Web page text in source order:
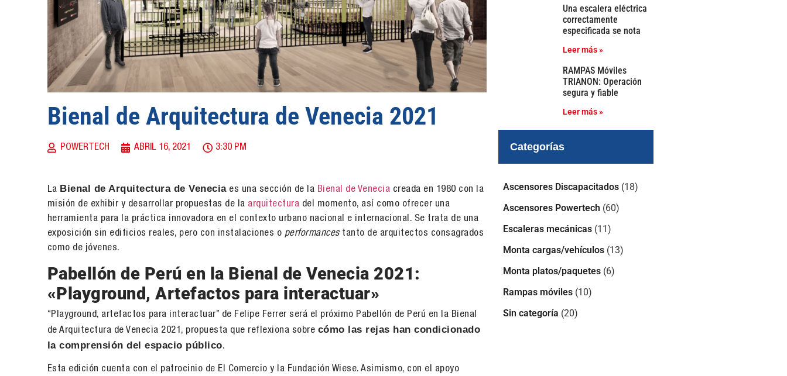
Bienal de Arquitectura de Venecia 2021
POWERTECH ABRIL 16, 2021 3:30 PM
La Bienal de Arquitectura de Veneciaes una sección de la Bienal de Venecia creada en 1980 con la
misión de exhibir y desarrollar propuestas de la arquitectura del momento, así como ofrecer una
herramienta para la práctica innovadora en el contexto urbano nacional e internacional. Se trata de una
exposición sin edificios reales, pero con instalaciones o performancestanto de arquitectos consagrados
como de jóvenes.
Pabellón de Perú en la Bienal de Venecia 2021:
«Playground, Artefactos para interactuar»
“Playground, artefactos para interactuar” de Felipe Ferrer será el próximo Pabellón de Perú en la Bienal
de Arquitectura de Venecia 2021, propuesta que reflexiona sobre cómo las rejas han condicionado
la comprensión del espacio público.
Esta edición cuenta con el patrocinio de El Comercio y la Fundación Wiese. Asimismo, con el apoyo
Una escalera eléctrica
correctamente
especificada se nota
Leer más »
RAMPAS Móviles
TRIANON: Operación
segura y fiable
Leer más »
Categorías
Ascensores Discapacitados(18)
Ascensores Powertech (60)
Escaleras mecánicas(11)
Monta cargas/vehículos(13)
Monta platos/paquetes(6)
Rampas móviles(10)
Sin categoría (20)